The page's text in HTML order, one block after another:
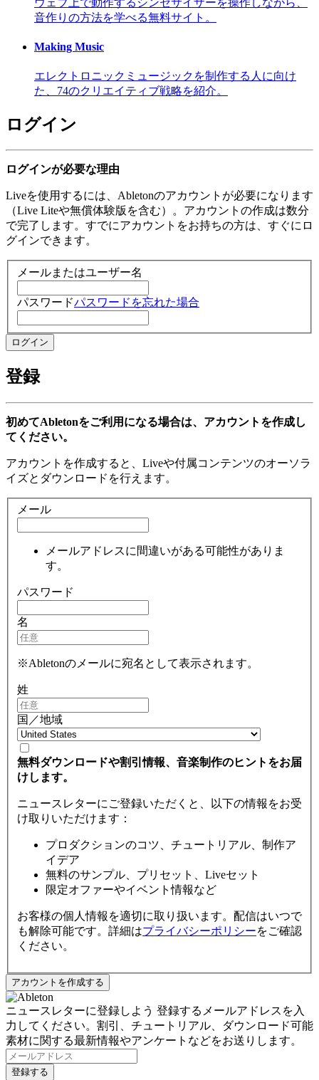
ウェブ上で動作するシンセサイザーを操作しながら、
音作りの方法を学べる無料サイト。
Making Music
エレクトロニックミュージックを制作する人に向け
た、74のクリエイティブ戦略を紹介。
ログイン
ログインが必要な理由
Liveを使用するには、Abletonのアカウントが必要になります
（Live Liteや無償体験版を含む）。アカウントの作成は数分
で完了します。すでにアカウントをお持ちの方は、すぐにロ
グインできます。
メールまたはユーザー名
パスワードパスワードを忘れた場合
登録
初めてAbletonをご利用になる場合は、アカウントを作成し
てください。
アカウントを作成すると、Liveや付属コンテンツのオーソラ
イズとダウンロードを行えます。
メール
メールアドレスに間違いがある可能性がありま
す。
パスワード
名
※Abletonのメールに宛名として表示されます。
姓
国／地域
無料ダウンロードや割引情報、音楽制作のヒントをお届
けします。
ニュースレターにご登録いただくと、以下の情報をお受
け取りいただけます：
プロダクションのコツ、チュートリアル、制作ア
イデア
無料のサンプル、プリセット、Liveセット
限定オファーやイベント情報など
お客様の個人情報を適切に取り扱います。配信はいつで
も解除可能です。詳細はプライバシーポリシーをご確認
ください。
ニュースレターに登録しよう 登録するメールアドレスを入
力してください。割引、チュートリアル、ダウンロード可能
素材に関する最新情報やアンケートなどをお送りします。